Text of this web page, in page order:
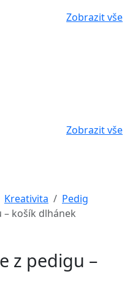
Zobrazit vše
Zobrazit vše
Kreativita
Pedig
košík dlhánek
z pedigu –